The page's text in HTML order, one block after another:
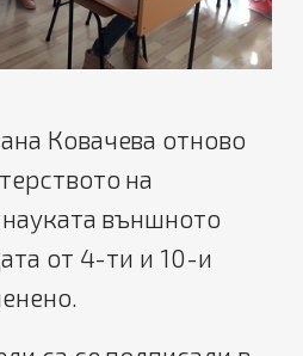
Ковачева отново
на
външното
от 4-ти и 10-и